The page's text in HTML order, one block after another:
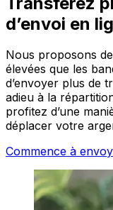
d’envoi en
Nous proposons
élevées que les
d’envoyer plus de
adieu à la
profitez d’une
déplacer votre
Commence à